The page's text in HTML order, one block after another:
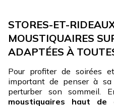
STORES-ET-
MOUSTIQUAIRES
ADAPTÉES À
Pour profiter de soirées
important de penser à sa
perturber son sommeil.
moustiquaires haut de